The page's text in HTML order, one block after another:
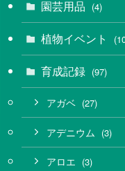
園芸用品 (4)
植物イベント
育成記録 (97)
アガベ (27)
アデニウム (3)
アロエ (3)